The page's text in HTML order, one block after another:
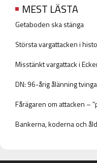
MEST LÄSTA
Getaboden ska stänga
Största vargattacken i
Misstänkt vargattack i
DN: 96-årig ålänning
Fårägaren om attacken –
Bankerna, koderna och